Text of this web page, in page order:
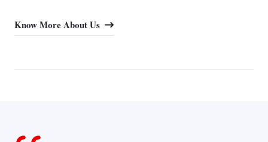
Know More About Us